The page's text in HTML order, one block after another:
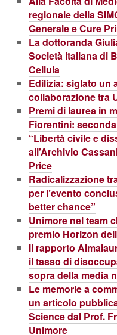
regionale della
Generale e Cure
La dottoranda
Società Italiana di
Cellula
Edilizia: siglato un
collaborazione tra
Premi di laurea in
Fiorentini:
“Libertà civile e
all’Archivio
Price
Radicalizzazione
per l’evento
better chance”
Unimore nel team
premio Horizon
Il rapporto
il tasso di
sopra della media
Le memorie a
un articolo
Science dal Prof.
Unimore